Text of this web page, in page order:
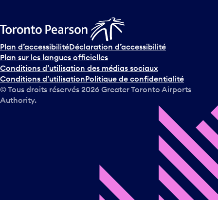
Plan d’accessibilitéDéclaration d’accessibilité
Plan sur les langues officielles
Conditions d’utilisation des médias sociaux
Conditions d’utilisationPolitique de confidentialité
© Tous droits réservés 2026 Greater Toronto Airports
Authority.